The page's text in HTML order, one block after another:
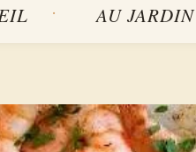
AU JARDIN